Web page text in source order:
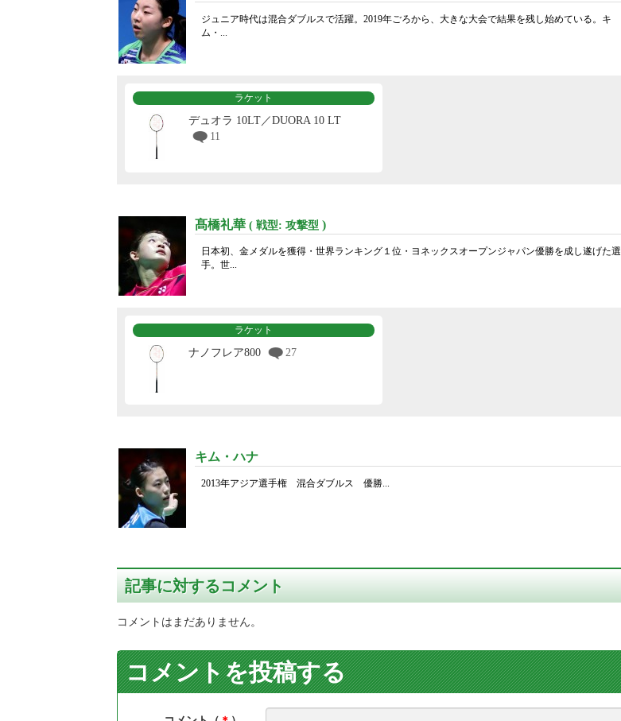
ジュニア時代は混合ダブルスで活躍。2019年ごろから、大きな大会で結果を残し始めている。キ
ム・...
ラケット
デュオラ 10LT／DUORA 10 LT
11
髙橋礼華 ( 戦型: 攻撃型 )
日本初、金メダルを獲得・世界ランキング１位・ヨネックスオープンジャパン優勝を成し遂げた選
手。世...
ラケット
ナノフレア800 27
キム・ハナ
2013年アジア選手権 混合ダブルス 優勝...
記事に対するコメント
コメントはまだありません。
コメントを投稿する